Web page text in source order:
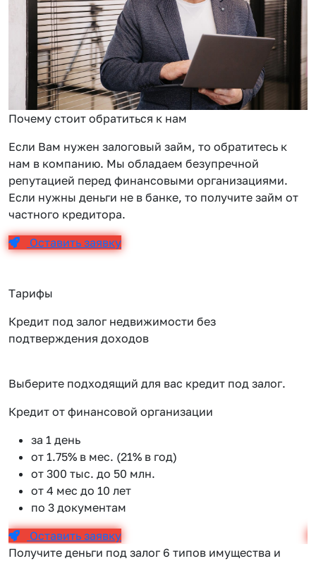
Почему стоит обратиться к нам
Если Вам нужен залоговый займ, то обратитесь к
нам в компанию. Мы обладаем безупречной
репутацией перед финансовыми организациями.
Если нужны деньги не в банке, то получите займ от
частного кредитора.
Оставить заявку
Тарифы
Кредит под залог недвижимости без
подтверждения доходов
Выберите подходящий для вас кредит под залог.
Кредит от финансовой организации
за 1 день
от 1.75% в мес. (21% в год)
от 300 тыс. до 50 млн.
от 4 мес до 10 лет
по 3 документам
Оставить заявку
Получите деньги под залог 6 типов имущества и